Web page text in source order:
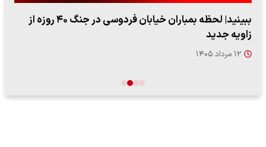
ببینید| لحظه بمباران خیابان فردوسی در جنگ ۴۰ روزه از
زاویه جدید
۱۲ مرداد ۱۴۰۵